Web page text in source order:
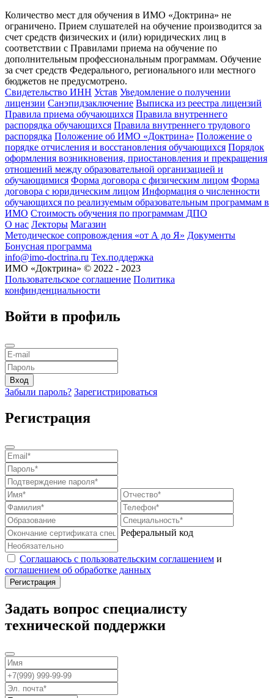
Количество мест для обучения в ИМО «Доктрина» не
ограничено. Прием слушателей на обучение производится за
счет средств физических и (или) юридических лиц в
соответствии с Правилами приема на обучение по
дополнительным профессиональным программам. Обучение
за счет средств Федерального, регионального или местного
бюджетов не предусмотрено.
Свидетельство ИНН Устав Уведомление о получении
лицензии Санэпидзаключение Выписка из реестра лицензий
Правила приема обучающихся Правила внутреннего
распорядка обучающихся Правила внутреннего трудового
распорядка Положение об ИМО «Доктрина» Положение о
порядке отчисления и восстановления обучающихся Порядок
оформления возникновения, приостановления и прекращения
отношений между образовательной организацией и
обучающимися Форма договора с физическим лицом Форма
договора с юридическим лицом Информация о численности
обучающихся по реализуемым образовательным программам в
ИМО Стоимость обучения по программам ДПО
О нас Лекторы Магазин
Методическое сопровождения «от А до Я» Документы
Бонусная программа
info@imo-doctrina.ru Тех.поддержка
ИМО «Доктрина» © 2022 - 2023
Пользовательское соглашение Политика
конфинденциальности
Войти в профиль
Забыли пароль? Зарегистрироваться
Регистрация
Реферальный код
Соглашаюсь с пользовательским соглашением и
соглашением об обработке данных
Задать вопрос специалисту
технической поддержки